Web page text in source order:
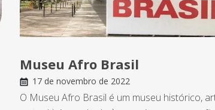
Museu Afro Brasil
17 de novembro de 2022
O Museu Afro Brasil é um museu histórico,